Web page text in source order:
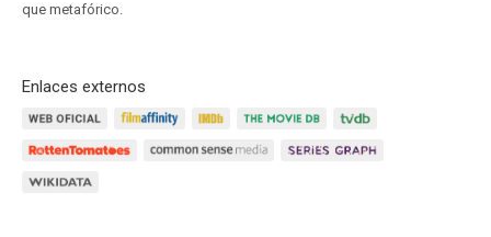
que metafórico.
Enlaces externos